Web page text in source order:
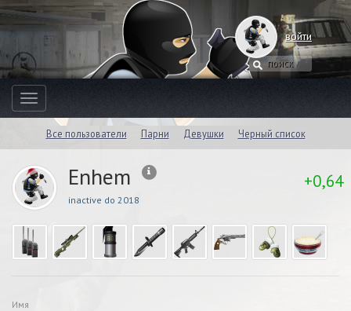
войти
Toggle
navigation
Все пользователи Парни Девушки Черный список
Enhem
inactive do 2018
+0,64
Имя